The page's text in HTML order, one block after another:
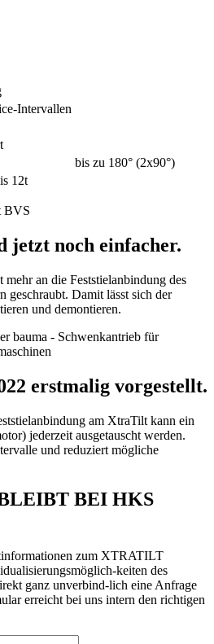
Intervallen
bis zu 180° (2x90°)
12t
jetzt noch einfacher.
an die Feststielanbindung des
geschraubt. Damit lässt sich der
und demontieren.
erstmalig vorgestellt.
am XtraTilt kann ein
jederzeit ausgetauscht werden.
und reduziert mögliche
BEI HKS
zum XTRATILT
keiten des
ganz unverbind-lich eine Anfrage
erreicht bei uns intern den richtigen